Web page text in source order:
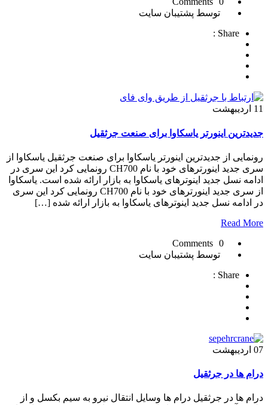
توسط پشتیبان سایت
Share :
11 اردیبهشت
جدیدترین اینورتر یاسکاوا برای صنعت جرثقیل
رونمایی از جدیدترین اینورتر یاسکاوا برای صنعت جرثقیل یاسکاوا از
سری جدید اینورترهای خود با نام CH700 رونمایی کرد این سری در
ادامه نسل جدید اینوترهای یاسکاوا به بازار ارائه شده است. یاسکاوا
از سری جدید اینورترهای خود با نام CH700 رونمایی کرد این سری
در ادامه نسل جدید اینوترهای یاسکاوا به بازار ارائه شده […]
Read More
0 Comments
توسط پشتیبان سایت
Share :
07 اردیبهشت
درام ها در جرثقیل
درام ها در جرثقیل درام ها وسایل انتقال نیرو به سیم بکسل و از